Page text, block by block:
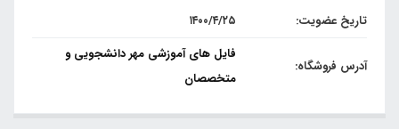
تاریخ عضویت: ۱۴۰۰/۴/۲۵
آدرس فروشگاه:
فایل های آموزشی مهر دانشجویی و
متخصصان